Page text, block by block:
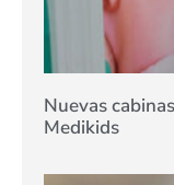
Nuevas
Medikids